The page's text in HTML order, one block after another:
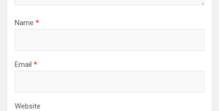
Name *
Email *
Website